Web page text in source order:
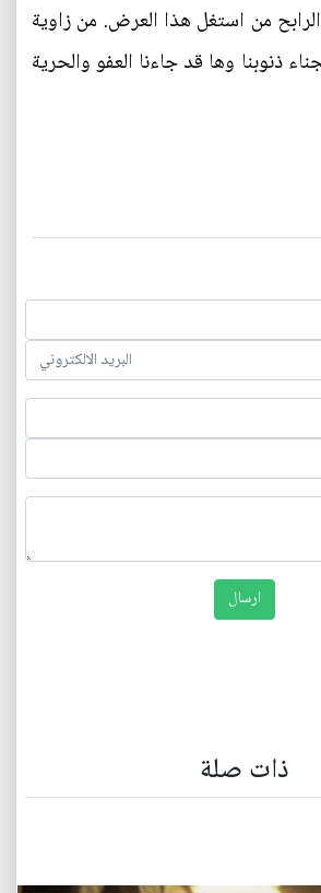
من استغل هذا العرض. من زاوية
ذنوبنا وها قد جاءنا العفو والحرية
ذات صلة